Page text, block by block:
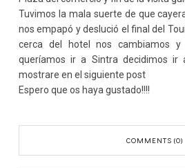
Tuvimos la mala suerte de que
nos empapó y deslució el final del
cerca del hotel nos cambiamos y
queríamos ir a Sintra decidimos
mostrare en el siguiente post
Espero que os haya gustado!!!!
COMMENTS (0)